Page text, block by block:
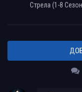
Стрела (1-8